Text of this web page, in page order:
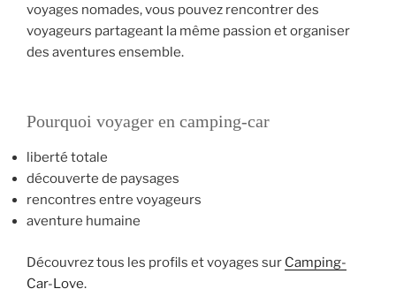
voyages nomades, vous pouvez rencontrer des
voyageurs partageant la même passion et organiser
des aventures ensemble.
Pourquoi voyager en camping-car
liberté totale
découverte de paysages
rencontres entre voyageurs
aventure humaine
Découvrez tous les profils et voyages sur Camping-
Car-Love.